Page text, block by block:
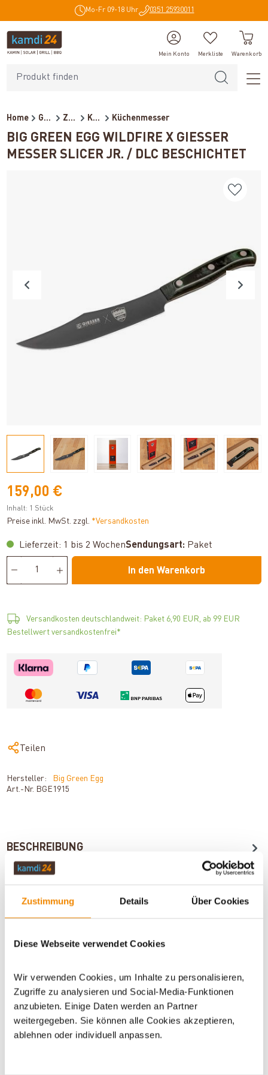
Zustimmung Details Über Cookies
Diese Webseite verwendet Cookies
Wir verwenden Cookies, um Inhalte zu personalisieren,
Zugriffe zu analysieren und Social-Media-Funktionen
anzubieten. Einige Daten werden an Partner
weitergegeben. Sie können alle Cookies akzeptieren,
ablehnen oder individuell anpassen.
Mo-Fr 09-18 Uhr 0351 25930011
Mein Konto Merkliste Warenkorb
Home Grillzubehör Zubehör Küchenhelfer Küchenmesser
BIG GREEN EGG WILDFIRE X GIESSER
MESSER SLICER JR. / DLC BESCHICHTET
159,00 €
Inhalt: 1 Stück
Preise inkl. MwSt. zzgl. *Versandkosten
Lieferzeit: 1 bis 2 WochenSendungsart: Paket
In den Warenkorb
Versandkosten deutschlandweit: Paket 6,90 EUR, ab 99 EUR
Bestellwert versandkostenfrei*
Teilen
Hersteller:
Big Green Egg
Art.-Nr. BGE1915
BESCHREIBUNG
BEWERTUNGEN (0)
WICHTIGE INFOS
Artikeldatenblatt drucken Frage zum Artikel